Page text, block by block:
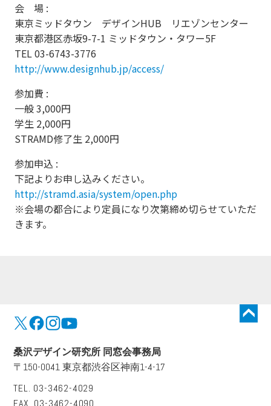
会 場 :
東京ミッドタウン デザインHUB リエゾンセンター
東京都港区赤坂9-7-1 ミッドタウン・タワー5F
TEL 03-6743-3776
http://www.designhub.jp/access/
参加費 :
一般 3,000円
学生 2,000円
STRAMD修了生 2,000円
参加申込 :
下記よりお申し込みください。
http://stramd.asia/system/open.php
※会場の都合により定員になり次第締め切らせていただ
きます。
桑沢デザイン研究所 同窓会事務局
〒150-0041 東京都渋谷区神南1-4-17
TEL. 03-3462-4029